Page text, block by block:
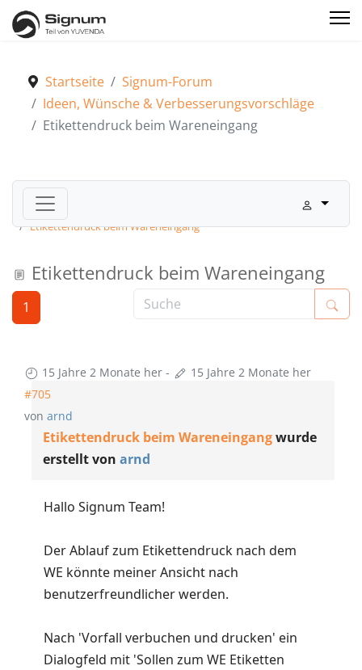
Startseite
Signum-Forum
Ideen, Wünsche & Verbesserungsvorschläge
Etikettendruck beim Wareneingang
Signum-Forum
Ideen, Wünsche & Verbesserungsvorschläge
Etikettendruck beim Wareneingang
Etikettendruck beim Wareneingang
1
15 Jahre 2 Monate her -
15 Jahre 2 Monate her
#705
von arnd
Etikettendruck beim Wareneingangwurde
erstellt von arnd
Hallo Signum Team!
Der Ablauf zum Etikettendruck nach dem
WE könnte meiner Ansicht nach
benutzerfreundlicher werden.
Nach 'Vorfall verbuchen und drucken' ein
Dialogfeld mit 'Sollen zum WE Etiketten